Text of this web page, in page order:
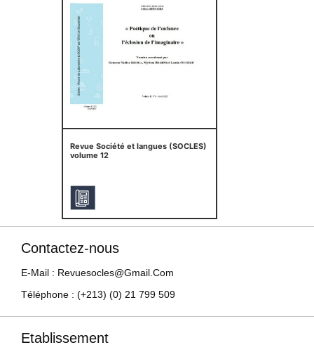
Revue Société et langues (SOCLES)
volume 12
Contactez-nous
E-Mail : Revuesocles@gmail.com
Téléphone : (+213) (0) 21 799 509
Etablissement